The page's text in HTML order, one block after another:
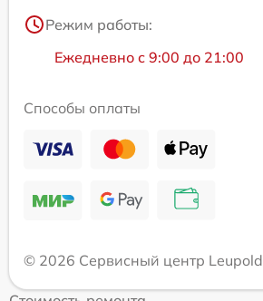
Режим работы:
Ежедневно с 9:00 до 21:00
Способы оплаты
© 2026 Сервисный центр Leupold